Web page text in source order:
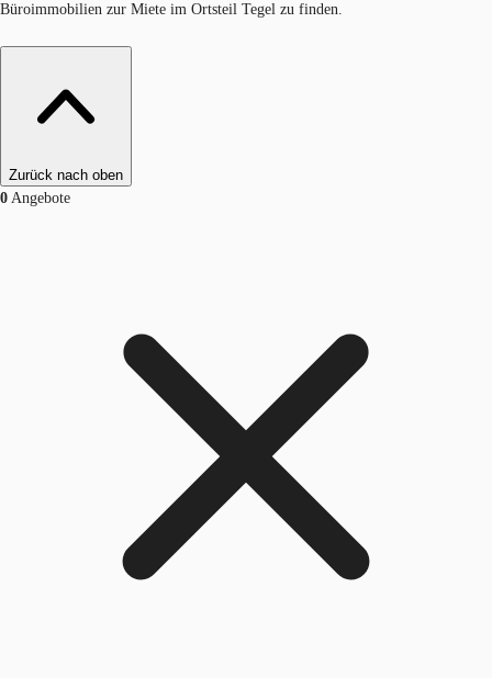
Büroimmobilien zur Miete im Ortsteil Tegel zu finden.​
Zurück nach oben
0 Angebote